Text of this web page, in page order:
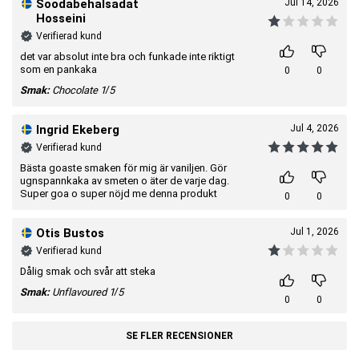
Tillverkare:
EAN:
Soodabehalsadat
Hosseini
Verifierad kund
det var absolut inte bra och funkade inte riktigt
som en pankaka
Smak: Chocolate 1/5
Jul 14, 2026
0 0
Ingrid Ekeberg
Verifierad kund
Bästa goaste smaken för mig är vaniljen. Gör
ugnspannkaka av smeten o äter de varje dag.
Super goa o super nöjd me denna produkt
Jul 4, 2026
0 0
Otis Bustos
Verifierad kund
Dålig smak och svår att steka
Smak: Unflavoured 1/5
Jul 1, 2026
0 0
SE FLER RECENSIONER